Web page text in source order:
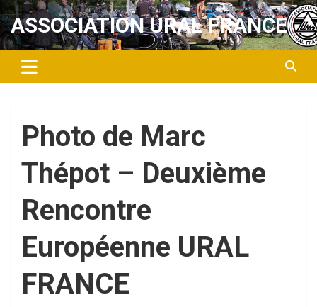
Aller
au
contenu
ASSOCIATION URAL FRANCE
Photo de Marc
Thépot – Deuxième
Rencontre
Européenne URAL
FRANCE